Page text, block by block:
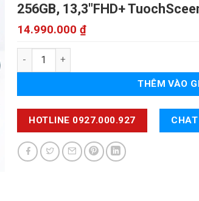
256GB, 13,3"FHD+
14.990.000 ₫
Dell Latitude 7340 Core i7 số lượng
THÊM VÀO
HOTLINE 0927.000.927